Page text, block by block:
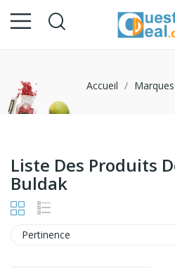
Accueil Marques
Liste Des Produits
Buldak
Pertinence